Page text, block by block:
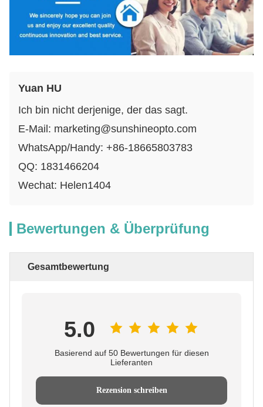
Yuan HU
Ich bin nicht derjenige, der das sagt.
E-Mail: marketing@sunshineopto.com
WhatsApp/Handy: +86-18665803783
QQ: 1831466204
Wechat: Helen1404
Bewertungen & Überprüfung
Gesamtbewertung
5.0
Basierend auf 50 Bewertungen für diesen
Lieferanten
Rezension schreiben